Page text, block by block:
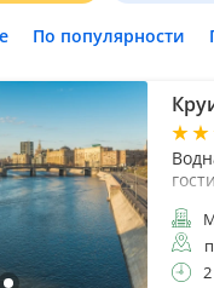
По популярности